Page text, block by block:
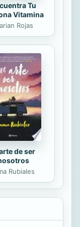
Tu
Vitamina
Rojas
de ser
Rubiales